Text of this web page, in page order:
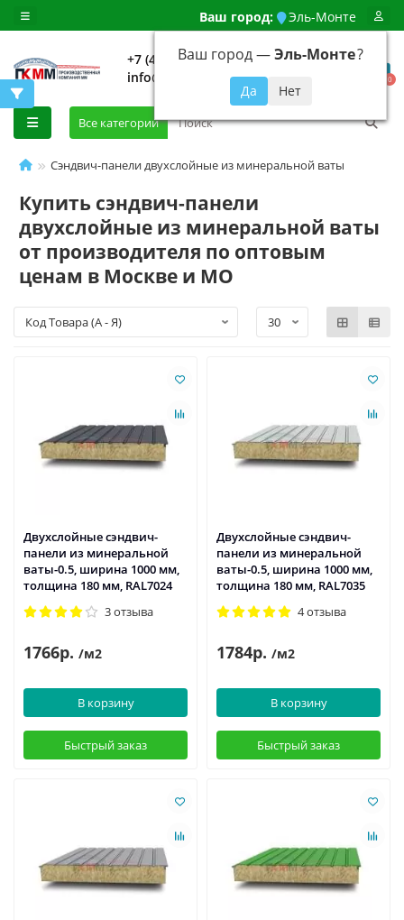
Ваш город: Эль-Монте
Ваш город —Эль-Монте?
+7 (499) 648-92-94
info@evroshtaketnikmoskva.ru
0
Все категории
Сэндвич-панели двухслойные из минеральной ваты
Купить сэндвич-панели
двухслойные из минеральной ваты
от производителя по оптовым
ценам в Москве и МО
Двухслойные сэндвич-
панели из минеральной
ваты-0.5, ширина 1000 мм,
толщина 180 мм, RAL7024
3 отзыва
1766р. /м2
В корзину
Быстрый заказ
Двухслойные сэндвич-
панели из минеральной
ваты-0.5, ширина 1000 мм,
толщина 180 мм, RAL7035
4 отзыва
1784р. /м2
В корзину
Быстрый заказ